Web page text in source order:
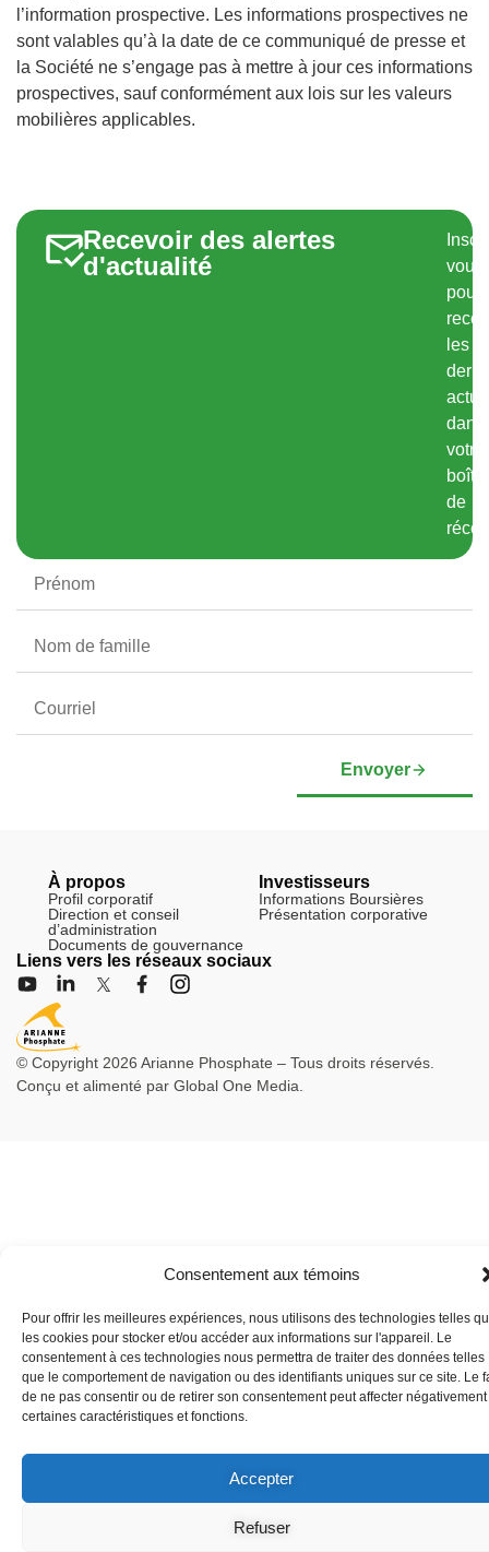
Consentement aux témoins
Pour offrir les meilleures expériences, nous utilisons des technologies telles
les cookies pour stocker et/ou accéder aux informations sur l'appareil. Le
consentement à ces technologies nous permettra de traiter des données telles
que le comportement de navigation ou des identifiants uniques sur ce site. Le
de ne pas consentir ou de retirer son consentement peut affecter négativement
certaines caractéristiques et fonctions.
Accepter
Refuser
l’information prospective. Les informations prospectives ne
sont valables qu’à la date de ce communiqué de presse et
la Société ne s’engage pas à mettre à jour ces informations
prospectives, sauf conformément aux lois sur les valeurs
mobilières applicables.
Recevoir des alertes
d'actualité
vous
pour
les
dans
votre
boîte
de
Envoyer
© Copyright 2026 Arianne Phosphate – Tous droits réservés.
Conçu et alimenté par Global One Media
À propos
Profil corporatif
Direction et conseil
d’administration
Documents de gouvernance
Investisseurs
Informations Boursières
Présentation corporative
Liens vers les réseaux sociaux